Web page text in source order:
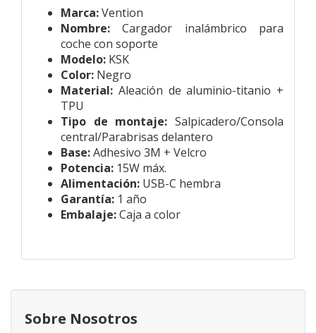
Marca:Vention
Nombre: Cargador inalámbrico para
coche con soporte
Modelo: KSK
Color: Negro
Material: Aleación de aluminio-titanio +
TPU
Tipo de montaje: Salpicadero/Consola
central/Parabrisas delantero
Base:Adhesivo 3M + Velcro
Potencia: 15W máx.
Alimentación: USB-C hembra
Garantía: 1 año
Embalaje:Caja a color
Sobre Nosotros